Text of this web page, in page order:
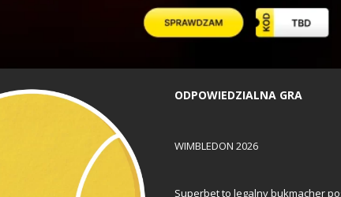
ODPOWIEDZIALNA GRA
WIMBLEDON 2026
Superbet to legalny bukmacher